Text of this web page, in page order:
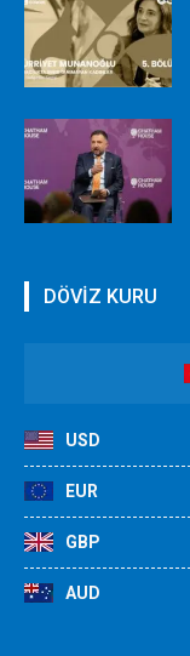
DÖVİZ KURU
USD
EUR
GBP
AUD